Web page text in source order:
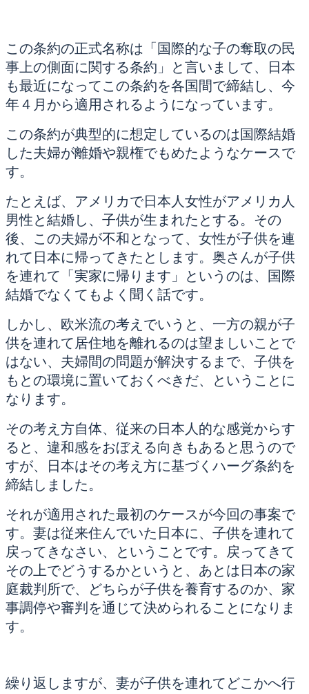
この条約の正式名称は「国際的な子の奪取の民
事上の側面に関する条約」と言いまして、日本
も最近になってこの条約を各国間で締結し、今
年４月から適用されるようになっています。
この条約が典型的に想定しているのは国際結婚
した夫婦が離婚や親権でもめたようなケースで
す。
たとえば、アメリカで日本人女性がアメリカ人
男性と結婚し、子供が生まれたとする。その
後、この夫婦が不和となって、女性が子供を連
れて日本に帰ってきたとします。奥さんが子供
を連れて「実家に帰ります」というのは、国際
結婚でなくてもよく聞く話です。
しかし、欧米流の考えでいうと、一方の親が子
供を連れて居住地を離れるのは望ましいことで
はない、夫婦間の問題が解決するまで、子供を
もとの環境に置いておくべきだ、ということに
なります。
その考え方自体、従来の日本人的な感覚からす
ると、違和感をおぼえる向きもあると思うので
すが、日本はその考え方に基づくハーグ条約を
締結しました。
それが適用された最初のケースが今回の事案で
す。妻は従来住んでいた日本に、子供を連れて
戻ってきなさい、ということです。戻ってきて
その上でどうするかというと、あとは日本の家
庭裁判所で、どちらが子供を養育するのか、家
事調停や審判を通じて決められることになりま
す。
繰り返しますが、妻が子供を連れてどこかへ行